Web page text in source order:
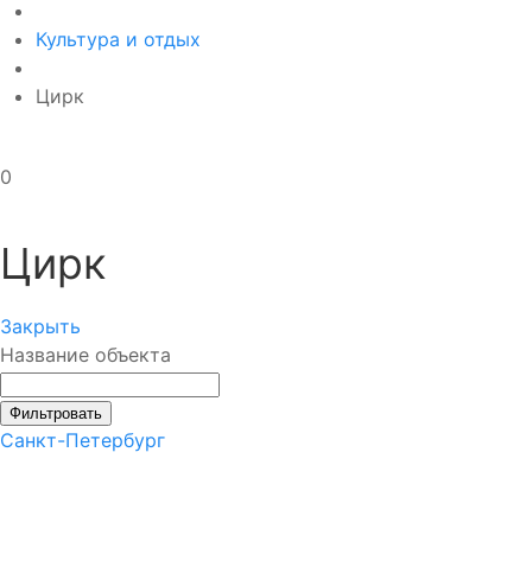
Культура и отдых
Цирк
0
Цирк
Закрыть
Название объекта
Фильтровать
Санкт-Петербург